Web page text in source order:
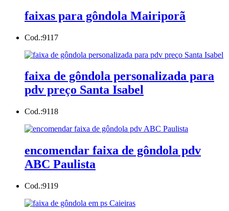
faixas para gôndola Mairiporã
Cod.:9117
faixa de gôndola personalizada para
pdv preço Santa Isabel
Cod.:9118
encomendar faixa de gôndola pdv
ABC Paulista
Cod.:9119